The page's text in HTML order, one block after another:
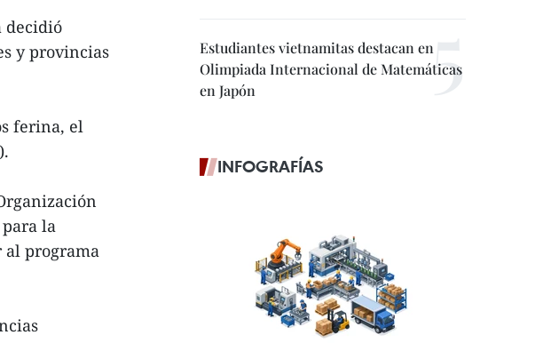
decidió
y provincias
ferina, el
la
al programa
Estudiantes vietnamitas destacan en
Olimpiada Internacional de Matemáticas
en Japón
INFOGRAFÍAS